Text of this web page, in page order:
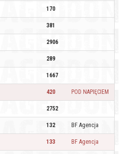
170
381
2906
289
1667
420 POD NAPIĘCIEM
2752
132 BF Agencja
133 BF Agencja